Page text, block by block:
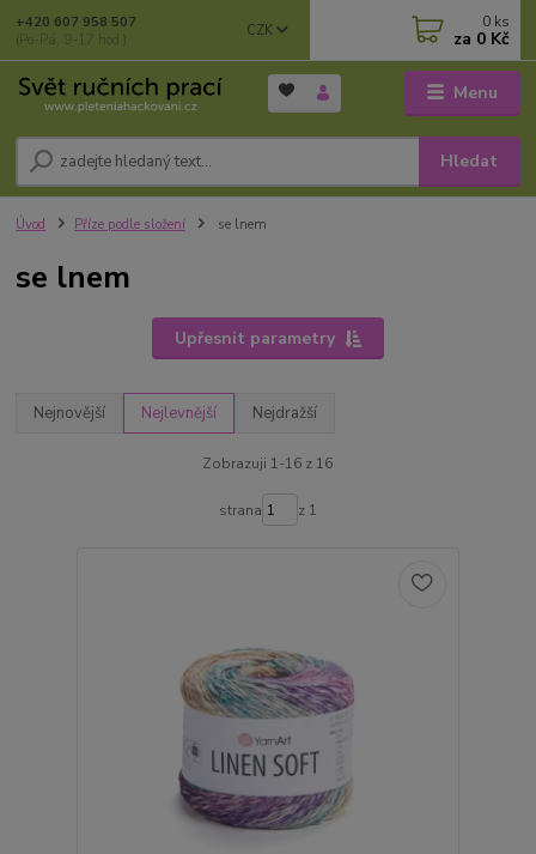
Menu
CZK
Hledat
+420 607 958 507
(Po-Pá, 9-17 hod.)
0 ks
za 0 Kč
Úvod Příze podle složení se lnem
se lnem
Upřesnit parametry
Nejnovější Nejlevnější Nejdražší
Zobrazuji 1-16 z 16
strana z 1